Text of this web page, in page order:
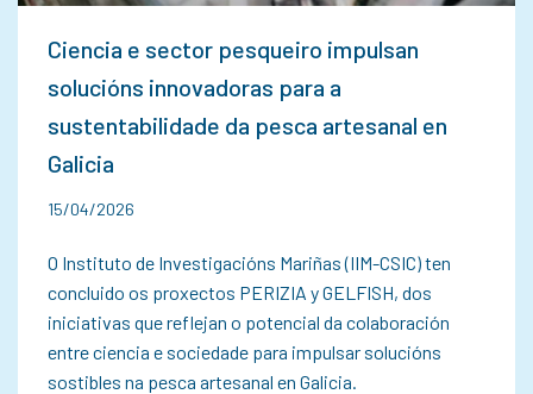
Ciencia e sector pesqueiro impulsan
solucións innovadoras para a
sustentabilidade da pesca artesanal en
Galicia
15/04/2026
O Instituto de Investigacións Mariñas (IIM-CSIC) ten
concluido os proxectos PERIZIA y GELFISH, dos
iniciativas que reflejan o potencial da colaboración
entre ciencia e sociedade para impulsar solucións
sostibles na pesca artesanal en Galicia.